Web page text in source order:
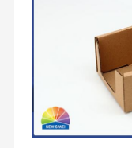
Canton NSWprint è
dedicato a
ordinazione della
scatole magnetiche
del cassetto, i tubi
sacchi di carta
In NSWprint,
facessero una